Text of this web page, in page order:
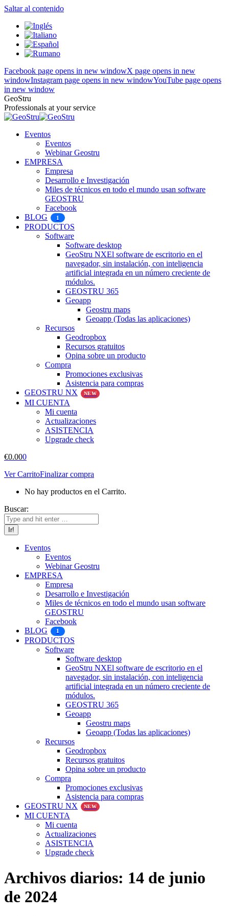
Saltar al contenido
Facebook page opens in new windowX page opens in new
windowInstagram page opens in new windowYouTube page opens
in new window
GeoStru
Professionals at your service
Eventos
Eventos
Webinar Geostru
EMPRESA
Empresa
Desarrollo e Investigación
Miles de técnicos en todo el mundo usan software
GEOSTRU
Facebook
BLOG
1
PRODUCTOS
Software
Software desktop
GeoStru NXEl software de escritorio en el
navegador, sin instalación, con inteligencia
artificial integrada en un número creciente de
módulos.
GEOSTRU 365
Geoapp
Geostru maps
Geoapp (Todas las aplicaciones)
Recursos
Geodropbox
Recursos gratuitos
Opina sobre un producto
Compra
Promociones exclusivas
Asistencia para compras
GEOSTRU NX
NEW
MI CUENTA
Mi cuenta
Actualizaciones
ASISTENCIA
Upgrade check
€0.000
Ver CarritoFinalizar compra
No hay productos en el Carrito.
Buscar:
Eventos
Eventos
Webinar Geostru
EMPRESA
Empresa
Desarrollo e Investigación
Miles de técnicos en todo el mundo usan software
GEOSTRU
Facebook
BLOG
1
PRODUCTOS
Software
Software desktop
GeoStru NXEl software de escritorio en el
navegador, sin instalación, con inteligencia
artificial integrada en un número creciente de
módulos.
GEOSTRU 365
Geoapp
Geostru maps
Geoapp (Todas las aplicaciones)
Recursos
Geodropbox
Recursos gratuitos
Opina sobre un producto
Compra
Promociones exclusivas
Asistencia para compras
GEOSTRU NX
NEW
MI CUENTA
Mi cuenta
Actualizaciones
ASISTENCIA
Upgrade check
Archivos diarios: 14 de junio
de 2024